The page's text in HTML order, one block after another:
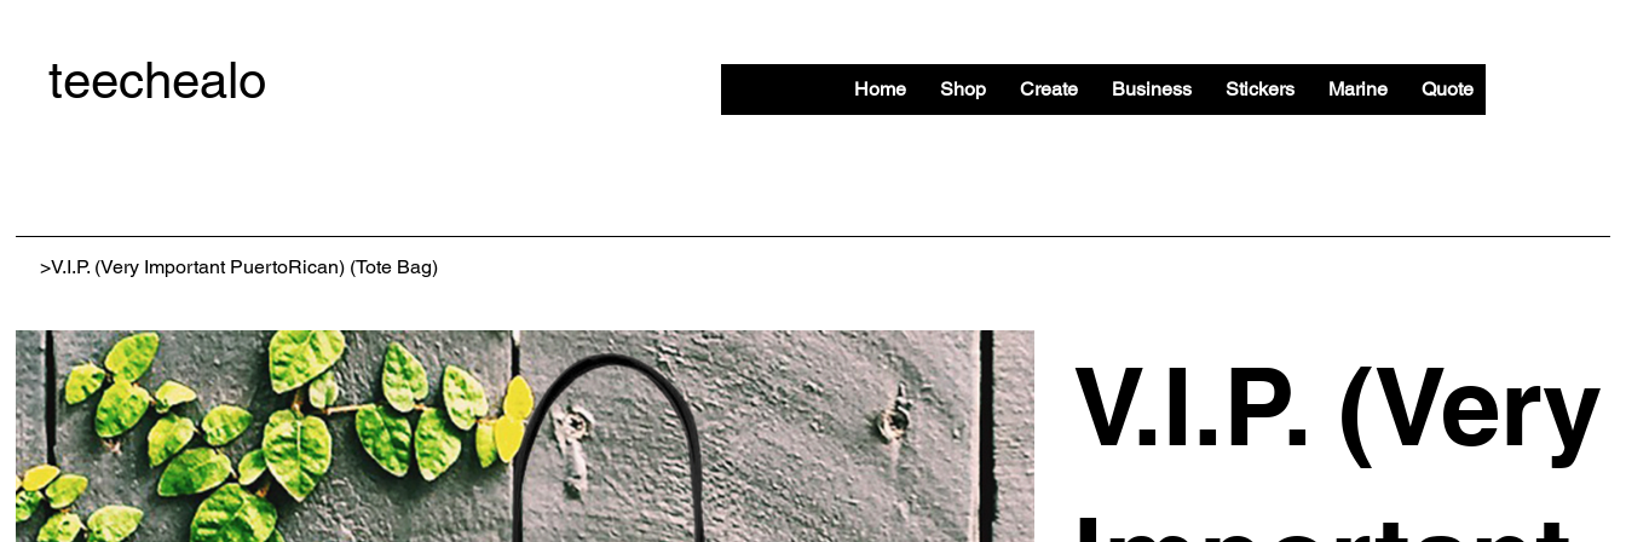
teechealo Home Shop Create Business Stickers Marine Quote
>V.I.P. (Very Important PuertoRican) (Tote Bag)
V.I.P. (Very